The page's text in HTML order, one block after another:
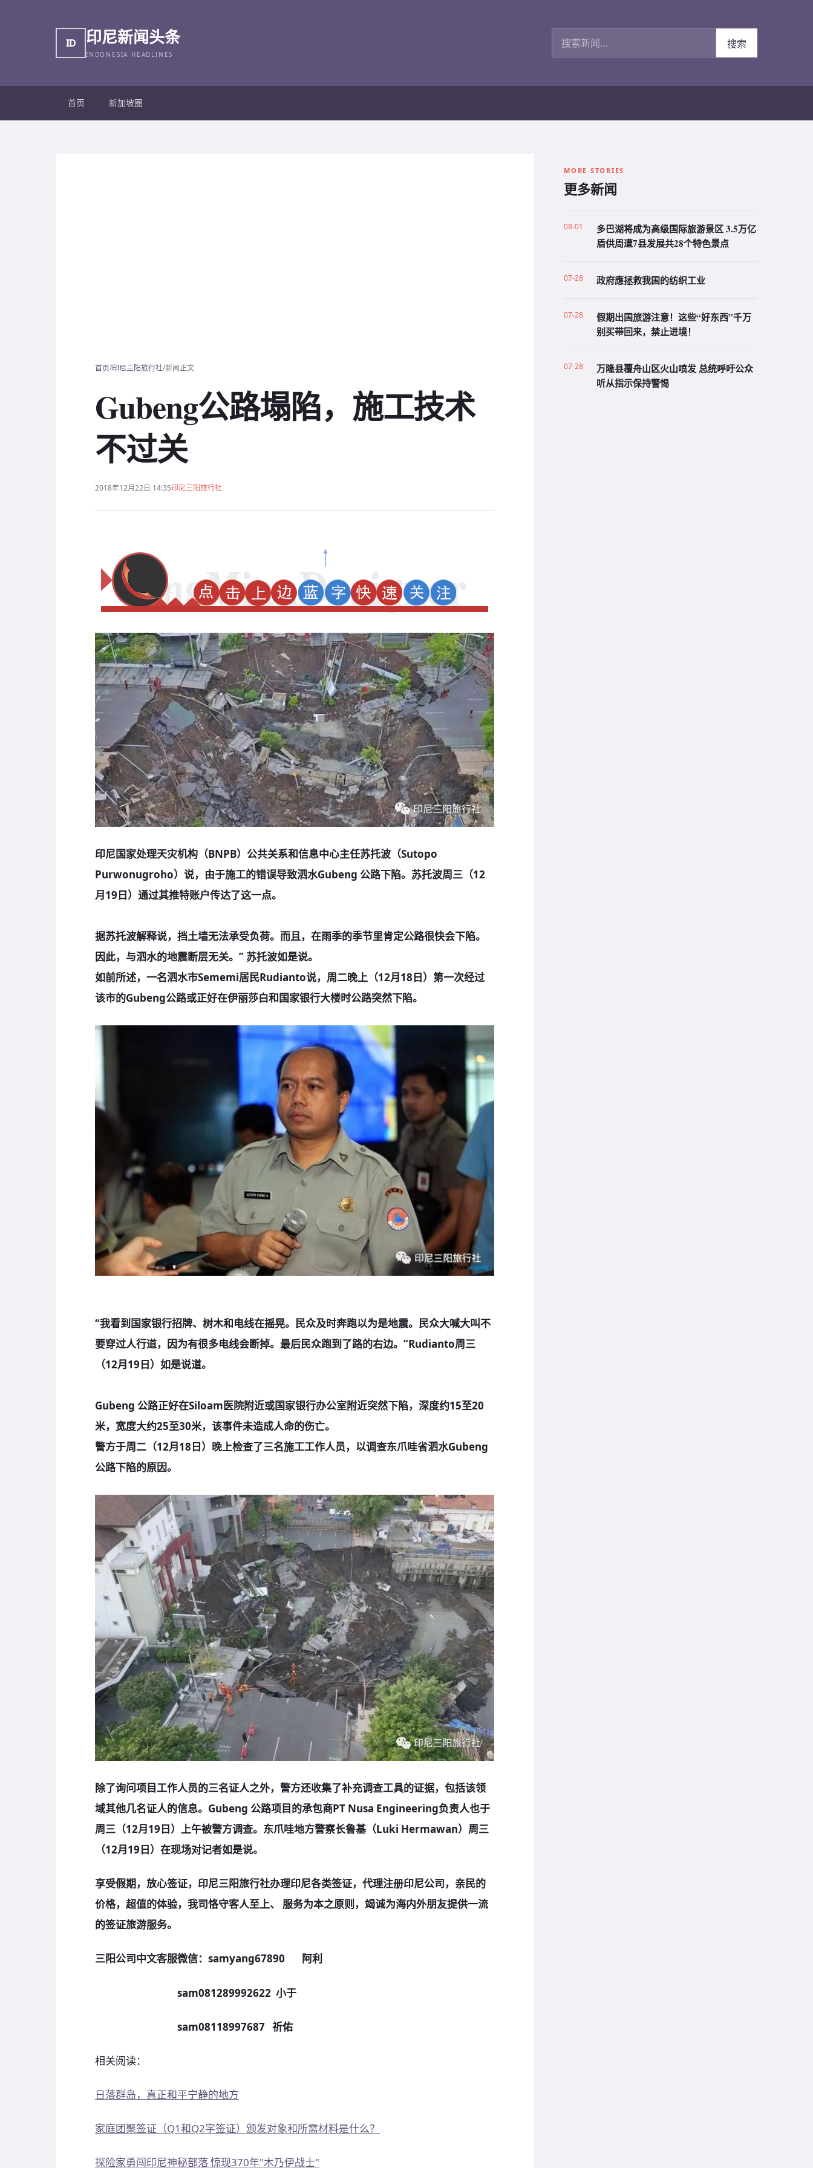
ID 印尼新闻头条
INDONESIA HEADLINES
搜索新闻
搜索
首页 新加坡圈
首页/印尼三阳旅行社/新闻正文
Gubeng公路塌陷，施工技术
不过关
2018年12月22日 14:35印尼三阳旅行社
印尼国家处理天灾机构（BNPB）公共关系和信息中心主任苏托波（Sutopo
Purwonugroho）说，由于施工的错误导致泗水Gubeng 公路下陷。苏托波周三（12
月19日）通过其推特账户传达了这一点。
据苏托波解释说，挡土墙无法承受负荷。而且，在雨季的季节里肯定公路很快会下陷。
因此，与泗水的地震断层无关。” 苏托波如是说。
如前所述，一名泗水市Sememi居民Rudianto说，周二晚上（12月18日）第一次经过
该市的Gubeng公路或正好在伊丽莎白和国家银行大楼时公路突然下陷。
“我看到国家银行招牌、树木和电线在摇晃。民众及时奔跑以为是地震。民众大喊大叫不
要穿过人行道，因为有很多电线会断掉。最后民众跑到了路的右边。”Rudianto周三
（12月19日）如是说道。
Gubeng 公路正好在Siloam医院附近或国家银行办公室附近突然下陷，深度约15至20
米，宽度大约25至30米，该事件未造成人命的伤亡。
警方于周二（12月18日）晚上检查了三名施工工作人员，以调查东爪哇省泗水Gubeng
公路下陷的原因。
除了询问项目工作人员的三名证人之外，警方还收集了补充调查工具的证据，包括该领
域其他几名证人的信息。Gubeng 公路项目的承包商PT Nusa Engineering负责人也于
周三（12月19日）上午被警方调查。东爪哇地方警察长鲁基（Luki Hermawan）周三
（12月19日）在现场对记者如是说。
享受假期，放心签证，印尼三阳旅行社办理印尼各类签证，代理注册印尼公司，亲民的
价格，超值的体验，我司恪守客人至上、 服务为本之原则，竭诚为海内外朋友提供一流
的签证旅游服务。
三阳公司中文客服微信：samyang67890 阿利
sam081289992622 小于
sam08118997687 祈佑
相关阅读：
日落群岛，真正和平宁静的地方
家庭团聚签证（Q1和Q2字签证）颁发对象和所需材料是什么？
探险家勇闯印尼神秘部落 惊现370年"木乃伊战士"
MORE STORIES
更多新闻
08-01
多巴湖将成为高级国际旅游景区 3.5万亿
盾供周遭7县发展共28个特色景点
07-28 政府應拯救我国的纺织工业
07-28
假期出国旅游注意！这些“好东西”千万
别买带回来，禁止进境！
07-28
万隆县覆舟山区火山喷发 总统呼吁公众
听从指示保持警惕